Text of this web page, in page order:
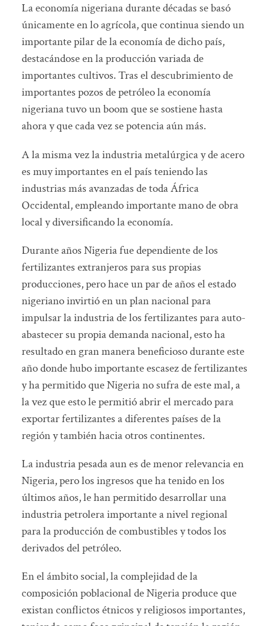
La economía nigeriana durante décadas se basó
únicamente en lo agrícola, que continua siendo un
importante pilar de la economía de dicho país,
destacándose en la producción variada de
importantes cultivos. Tras el descubrimiento de
importantes pozos de petróleo la economía
nigeriana tuvo un boom que se sostiene hasta
ahora y que cada vez se potencia aún más.
A la misma vez la industria metalúrgica y de acero
es muy importantes en el país teniendo las
industrias más avanzadas de toda África
Occidental, empleando importante mano de obra
local y diversificando la economía.
Durante años Nigeria fue dependiente de los
fertilizantes extranjeros para sus propias
producciones, pero hace un par de años el estado
nigeriano invirtió en un plan nacional para
impulsar la industria de los fertilizantes para auto-
abastecer su propia demanda nacional, esto ha
resultado en gran manera beneficioso durante este
año donde hubo importante escasez de fertilizantes
y ha permitido que Nigeria no sufra de este mal, a
la vez que esto le permitió abrir el mercado para
exportar fertilizantes a diferentes países de la
región y también hacia otros continentes.
La industria pesada aun es de menor relevancia en
Nigeria, pero los ingresos que ha tenido en los
últimos años, le han permitido desarrollar una
industria petrolera importante a nivel regional
para la producción de combustibles y todos los
derivados del petróleo.
En el ámbito social, la complejidad de la
composición poblacional de Nigeria produce que
existan conflictos étnicos y religiosos importantes,